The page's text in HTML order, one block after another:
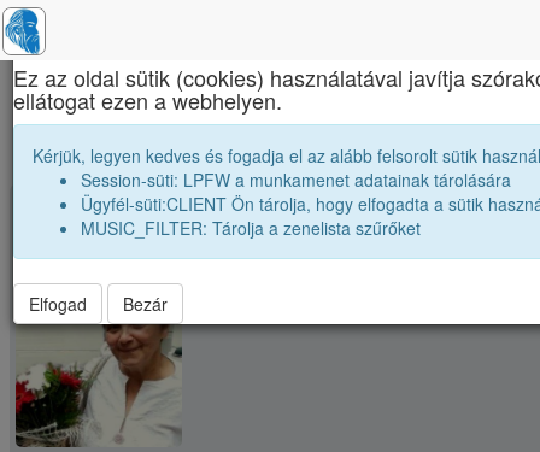
Brassai Sámuel Líceum
2002 12A osztály módosítása
Osztály: 2002 12A
×
Ez az oldal sütik (cookies) használatával javítja
ellátogat ezen a webhelyen.
Kérjük, legyen kedves és fogadja el az alább felsorolt sütik
Session-süti: LPFW a munkamenet adatainak tárolására
Ügyfél-süti:CLIENT Ön tárolja, hogy elfogadta a sütik
MUSIC_FILTER: Tárolja a zenelista szűrőket
Elfogad Bezár